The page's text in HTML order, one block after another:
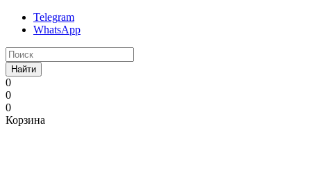
Telegram
WhatsApp
Найти
0
0
0
Корзина